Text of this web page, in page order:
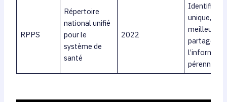
RPPS
Répertoire
national unifié
pour le
système de
santé
2022
Identifiant
unique,
meilleur
partage de
pérennité